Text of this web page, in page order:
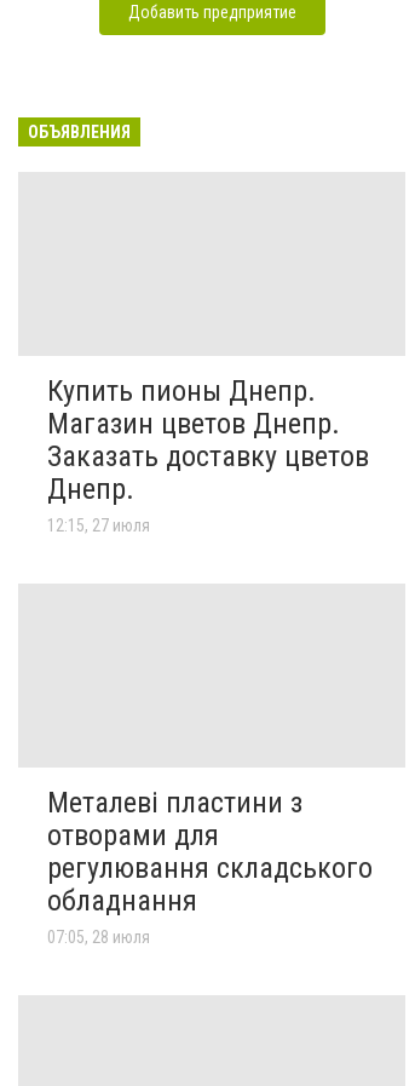
Добавить предприятие
ОБЪЯВЛЕНИЯ
Купить пионы Днепр.
Магазин цветов Днепр.
Заказать доставку цветов
Днепр.
12:15, 27 июля
Металеві пластини з
отворами для
регулювання складського
обладнання
07:05, 28 июля